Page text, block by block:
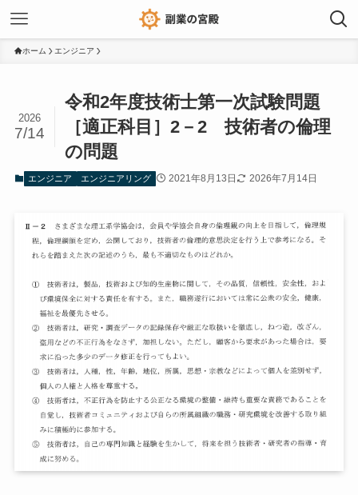
ホーム エンジニア
令和2年度技術士第一次試験問題
［適正科目］2－2 技術者の倫理
の問題
2026
7/14
エンジニア エンジニアリング 2021年8月13日 2026年7月14日